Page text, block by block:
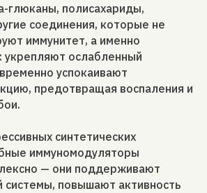
глюканы, полисахариды,
соединения, которые не
иммунитет, а именно
укрепляют ослабленный
успокаивают
предотвращая воспаления и
синтетических
иммуномодуляторы
— они поддерживают
системы, повышают активность